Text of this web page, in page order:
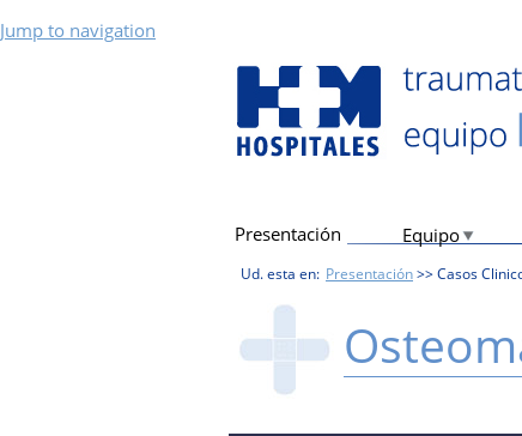
Jump to navigation
Presentación Equipo
Ud. esta en: Presentación>>Casos